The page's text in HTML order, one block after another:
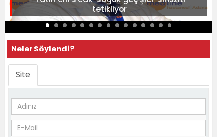
tetikliyor
Neler Söylendi?
Site